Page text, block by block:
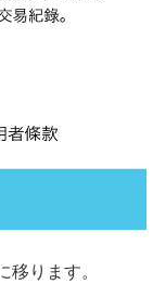
ります。